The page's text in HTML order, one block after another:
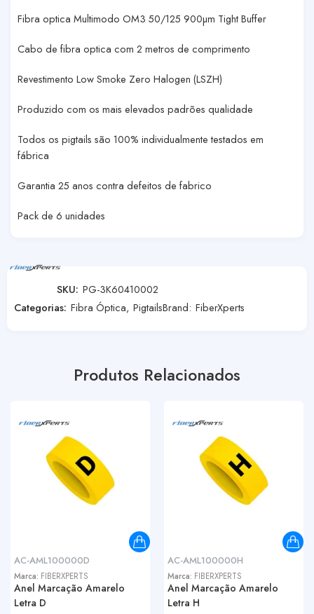
Fibra optica Multimodo OM3 50/125 900µm Tight Buffer
Cabo de fibra optica com 2 metros de comprimento
Revestimento Low Smoke Zero Halogen (LSZH)
Produzido com os mais elevados padrões qualidade
Todos os pigtails são 100% individualmente testados em
fábrica
Garantia 25 anos contra defeitos de fabrico
Pack de 6 unidades
SKU: PG-3K60410002
Categorias: Fibra Óptica, PigtailsBrand: FiberXperts
Produtos Relacionados
AC-AML100000D
Marca: FIBERXPERTS
Anel Marcação Amarelo
Letra D
AC-AML100000H
Marca: FIBERXPERTS
Anel Marcação Amarelo
Letra H